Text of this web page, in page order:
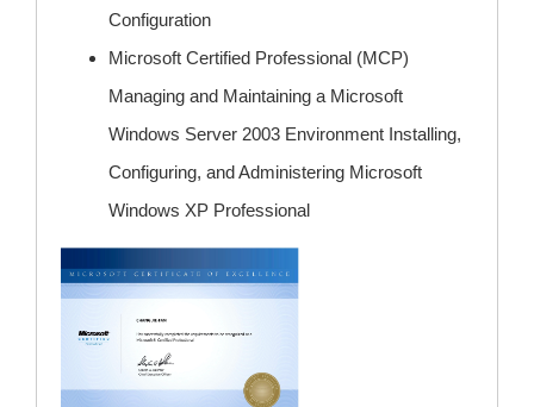
Configuration
Microsoft Certified Professional (MCP)
Managing and Maintaining a Microsoft
Windows Server 2003 Environment Installing,
Configuring, and Administering Microsoft
Windows XP Professional